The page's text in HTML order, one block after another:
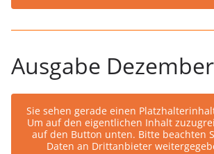
Ausgabe
Sie sehen gerade einen
Um auf den eigentlichen Inhalt
auf den Button unten. Bitte beachten
Daten an Drittanbieter